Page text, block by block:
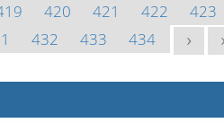
420 421 422 423
432 433 434 >